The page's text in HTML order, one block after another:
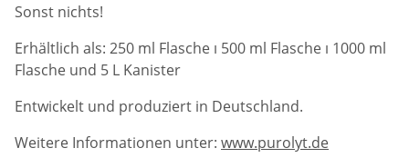
Sonst nichts!
Erhältlich als: 250 ml Flasche ı 500 ml Flasche ı 1000 ml
Flasche und 5 L Kanister
Entwickelt und produziert in Deutschland.
Weitere Informationen unter: www.purolyt.de